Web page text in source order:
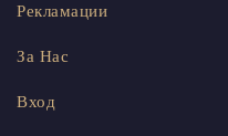
Рекламации
За Нас
Вход